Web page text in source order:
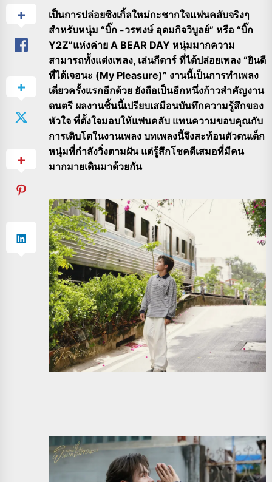
เป็นการปล่อยซิงเกิ้ลใหม่กะชากใจแฟนคลับจริงๆ
สำหรับหนุ่ม “บิ๊ก -วรพงษ์ อุดมกิจวิบูลย์” หรือ “บิ๊ก
Y2Z”แห่งค่าย A BEAR DAY หนุ่มมากความ
สามารถทั้งแต่งเพลง, เล่นกีตาร์ ที่ได้ปล่อยเพลง “ยินดี
ที่ได้เจอนะ (My Pleasure)” งานนี้เป็นการทำเพลง
เดี่ยวครั้งแรกอีกด้วย ยังถือเป็นอีกหนึ่งก้าวสำคัญงาน
ดนตรี ผลงานชิ้นนี้เปรียบเสมือนบันทึกความรู้สึกของ
หัวใจ ที่ตั้งใจมอบให้แฟนคลับ แทนความขอบคุณกับ
การเติบโตในงานเพลง บทเพลงนี้จึงสะท้อนตัวตนเด็ก
หนุ่มที่กำลังวิ่งตามฝัน แต่รู้สึกโชคดีเสมอที่มีคน
มากมายเดินมาด้วยกัน